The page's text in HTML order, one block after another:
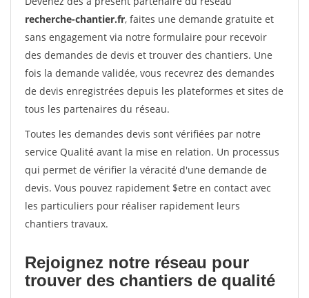
recherche-chantier.fr, faites une demande gratuite et
sans engagement via notre formulaire pour recevoir
des demandes de devis et trouver des chantiers. Une
fois la demande validée, vous recevrez des demandes
de devis enregistrées depuis les plateformes et sites de
tous les partenaires du réseau.
Toutes les demandes devis sont vérifiées par notre
service Qualité avant la mise en relation. Un processus
qui permet de vérifier la véracité d'une demande de
devis. Vous pouvez rapidement $etre en contact avec
les particuliers pour réaliser rapidement leurs
chantiers travaux.
Rejoignez notre réseau pour
trouver des chantiers de qualité